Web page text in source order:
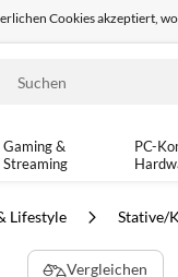
Cookies akzeptiert,
Gaming &
Streaming
PC-
Lifestyle Stative/
Vergleichen